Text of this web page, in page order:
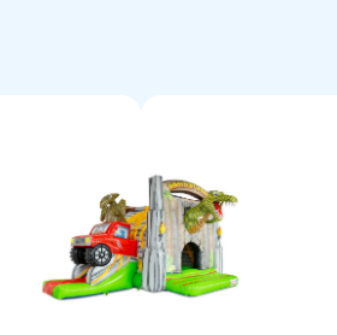
dba o to,